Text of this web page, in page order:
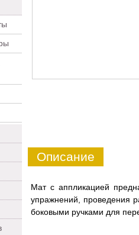
Описание
Мат с аппликацией
упражнений, проведения
боковыми ручками для